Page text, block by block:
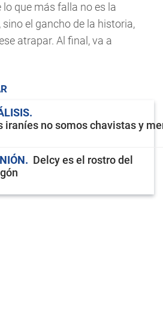
lo que más falla no es la
el gancho de la historia,
atrapar. Al final, va a
iraníes no somos chavistas y
Delcy es el rostro del